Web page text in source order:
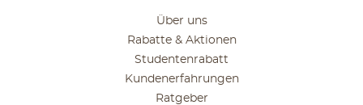
Über uns
Rabatte & Aktionen
Studentenrabatt
Kundenerfahrungen
Ratgeber